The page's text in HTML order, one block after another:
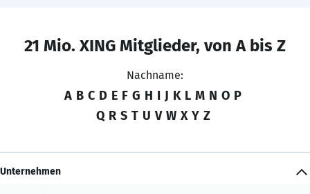
21 Mio. XING Mitglieder, von A bis Z
Nachname:
A B C D E F G H I J K L M N O P
Q R S T U V W X Y Z
Unternehmen